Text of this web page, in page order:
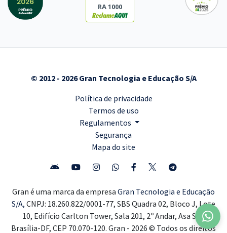
RA 1000
© 2012 - 2026 Gran Tecnologia e Educação S/A
Política de privacidade
Termos de uso
Regulamentos
Segurança
Mapa do site
Gran é uma marca da empresa Gran Tecnologia e Educação
S/A, CNPJ: 18.260.822/0001-77, SBS Quadra 02, Bloco J, Lote
10, Edifício Carlton Tower, Sala 201, 2º Andar, Asa Sul,
Brasília-DF, CEP 70.070-120. Gran - 2026 © Todos os direitos